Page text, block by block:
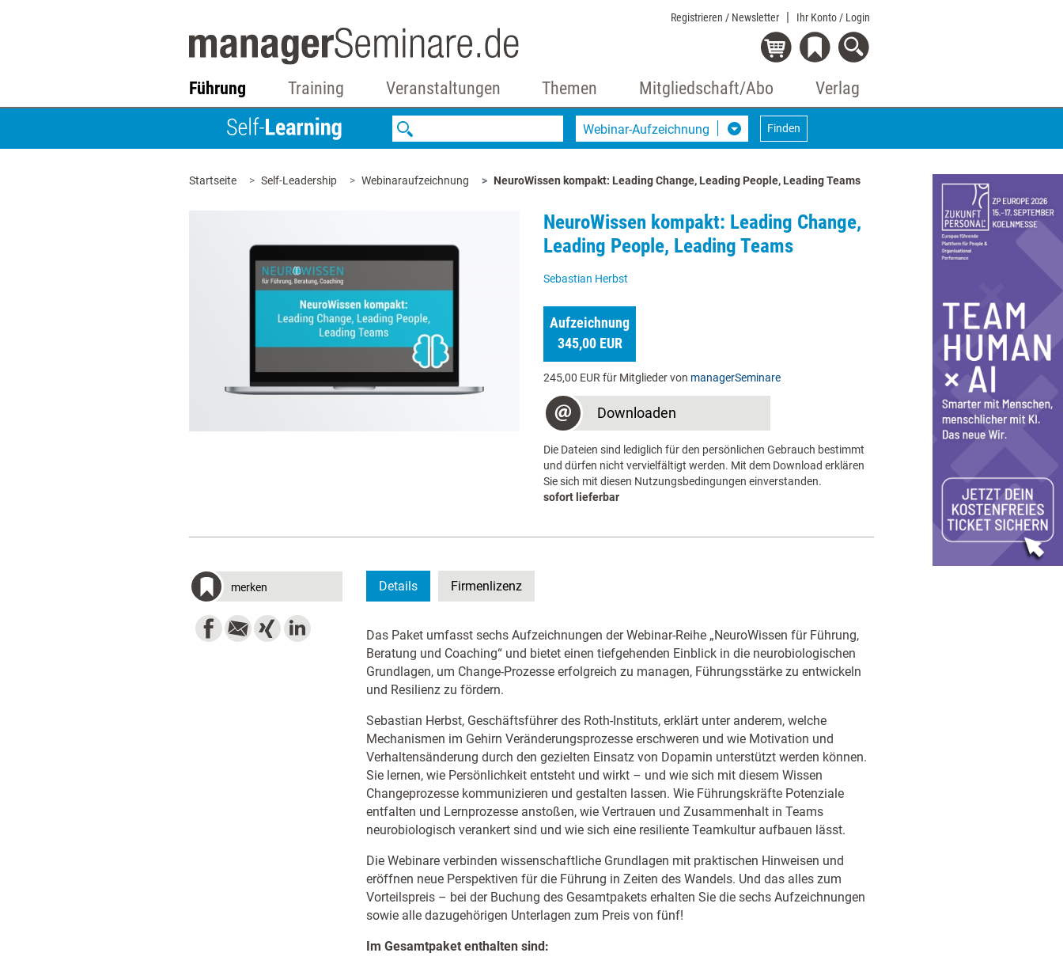
Registrieren / Newsletter Ihr Konto / Login
Führung Training Veranstaltungen Themen Mitgliedschaft/Abo Verlag
Webinar-Aufzeichnung Finden
Startseite Self-Leadership Webinaraufzeichnung NeuroWissen kompakt: Leading Change, Leading People, Leading Teams
NeuroWissen kompakt: Leading Change,
Leading People, Leading Teams
Sebastian Herbst
Aufzeichnung
345,00 EUR
245,00 EUR für Mitglieder von managerSeminare
Downloaden
Die Dateien sind lediglich für den persönlichen Gebrauch bestimmt
und dürfen nicht vervielfältigt werden. Mit dem Download erklären
Sie sich mit diesen Nutzungsbedingungen einverstanden.
sofort lieferbar
Details Firmenlizenz
Das Paket umfasst sechs Aufzeichnungen der Webinar-Reihe „NeuroWissen für Führung,
Beratung und Coaching“ und bietet einen tiefgehenden Einblick in die neurobiologischen
Grundlagen, um Change-Prozesse erfolgreich zu managen, Führungsstärke zu entwickeln
und Resilienz zu fördern.
Sebastian Herbst, Geschäftsführer des Roth-Instituts, erklärt unter anderem, welche
Mechanismen im Gehirn Veränderungsprozesse erschweren und wie Motivation und
Verhaltensänderung durch den gezielten Einsatz von Dopamin unterstützt werden können.
Sie lernen, wie Persönlichkeit entsteht und wirkt – und wie sich mit diesem Wissen
Changeprozesse kommunizieren und gestalten lassen. Wie Führungskräfte Potenziale
entfalten und Lernprozesse anstoßen, wie Vertrauen und Zusammenhalt in Teams
neurobiologisch verankert sind und wie sich eine resiliente Teamkultur aufbauen lässt.
Die Webinare verbinden wissenschaftliche Grundlagen mit praktischen Hinweisen und
eröffnen neue Perspektiven für die Führung in Zeiten des Wandels. Und das alles zum
Vorteilspreis – bei der Buchung des Gesamtpakets erhalten Sie die sechs Aufzeichnungen
sowie alle dazugehörigen Unterlagen zum Preis von fünf!
Im Gesamtpaket enthalten sind:
merken